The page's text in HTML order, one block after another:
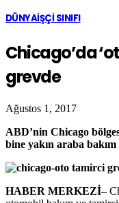
DÜNYAİŞÇİ SINIFI
Chicago’da
grevde
Ağustos 1, 2017
ABD’nin Chicago
bine yakın araba
HABER MERKEZİ–